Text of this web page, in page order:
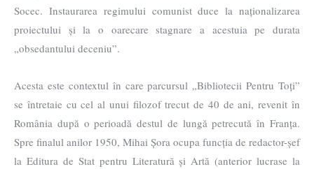
Socec. Instaurarea regimului comunist duce la naționalizarea
proiectului și la o oarecare stagnare a acestuia pe durata
„obsedantului deceniu”.
Acesta este contextul în care parcursul „Bibliotecii Pentru Toți”
se întretaie cu cel al unui filozof trecut de 40 de ani, revenit în
România după o perioadă destul de lungă petrecută în Franța.
Spre finalul anilor 1950, Mihai Șora ocupa funcția de redactor-șef
la Editura de Stat pentru Literatură și Artă (anterior lucrase la